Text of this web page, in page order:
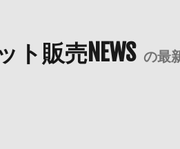
ト販売NEWS の最